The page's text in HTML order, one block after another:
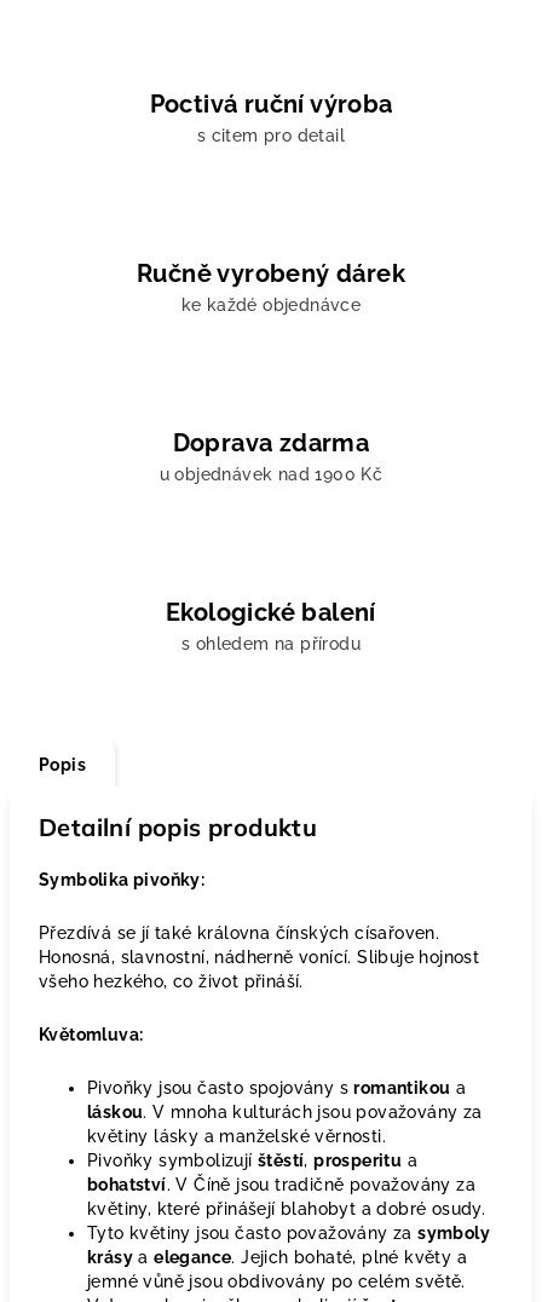
Poctivá ruční výroba
s citem pro detail
Ručně vyrobený dárek
ke každé objednávce
Doprava zdarma
u objednávek nad 1900 Kč
Ekologické balení
s ohledem na přírodu
Popis
Detailní popis produktu
Symbolika pivoňky:
Přezdívá se jí také královna čínských císařoven.
Honosná, slavnostní, nádherně vonící. Slibuje hojnost
všeho hezkého, co život přináší.
Květomluva:
Pivoňky jsou často spojovány sromantikou a
láskou. V mnoha kulturách jsou považovány za
květiny lásky a manželské věrnosti.
Pivoňky symbolizují štěstí,prosperitu a
bohatství. V Číně jsou tradičně považovány za
květiny, které přinášejí blahobyt a dobré osudy.
Tyto květiny jsou často považovány zasymboly
krásy aelegance. Jejich bohaté, plné květy a
jemné vůně jsou obdivovány po celém světě.